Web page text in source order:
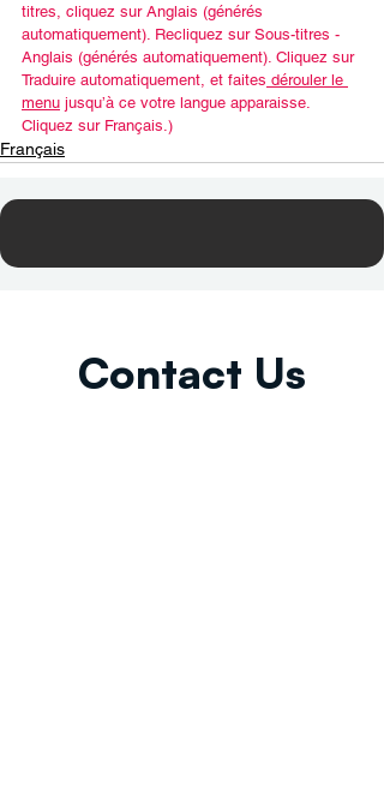
titres, cliquez sur Anglais (générés
automatiquement). Recliquez sur Sous-titres -
Anglais (générés automatiquement). Cliquez sur
Traduire automatiquement, et faites dérouler le
menu jusqu’à ce votre langue apparaisse.
Cliquez sur Français.)
Français
Contact Us